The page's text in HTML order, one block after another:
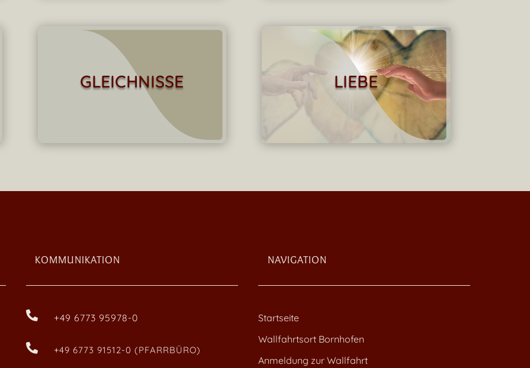
GLEICHNISSE LIEBE
KOMMUNIKATION
 +49 6773 95978-0
 +49 6773 91512-0 (PFARRBÜRO)
NAVIGATION
Startseite
Wallfahrtsort Bornhofen
Anmeldung zur Wallfahrt